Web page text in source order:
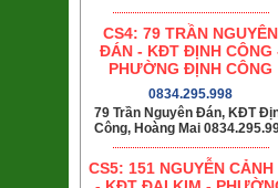
CS4: 79 TRẦN NGUYÊN
ĐÁN - KĐT ĐỊNH CÔNG
PHƯỜNG ĐỊNH CÔNG
0834.295.998
79 Trần Nguyên Đán, KĐT
Công, Hoàng Mai
CS5: 151 NGUYỄN CẢNH